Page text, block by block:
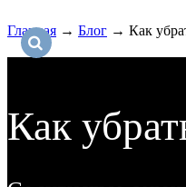
Главная → Блог → Как
Как